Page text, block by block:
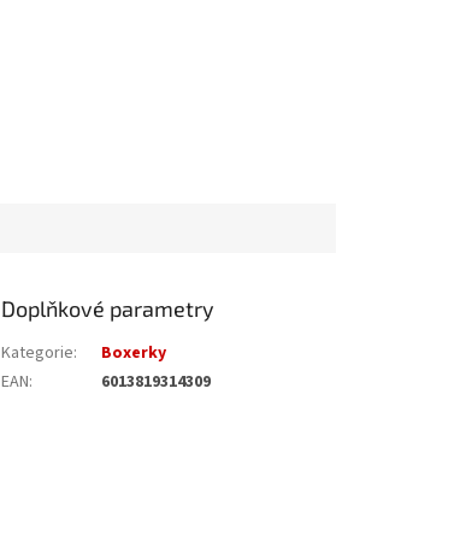
Doplňkové parametry
Kategorie:
Boxerky
EAN: 6013819314309